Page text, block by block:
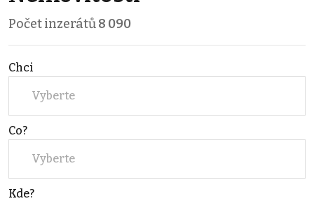
Počet inzerátů8 090
Chci
Vyberte
Co?
Vyberte
Kde?